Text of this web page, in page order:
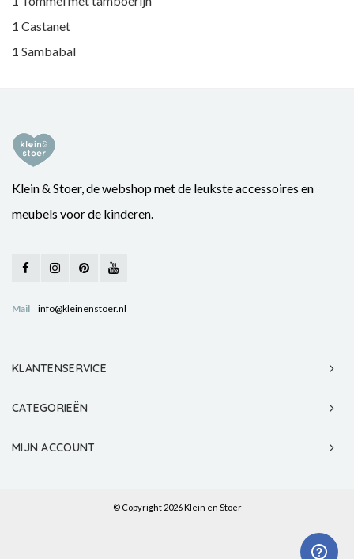
1 Castanet
1 Sambabal
Klein & Stoer, de webshop met de leukste accessoires en
meubels voor de kinderen.
Mail info@kleinenstoer.nl
KLANTENSERVICE
CATEGORIEËN
MIJN ACCOUNT
© Copyright 2026 Klein en Stoer